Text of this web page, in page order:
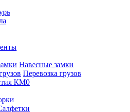
Навесные замки
Перевозка грузов
КМ0